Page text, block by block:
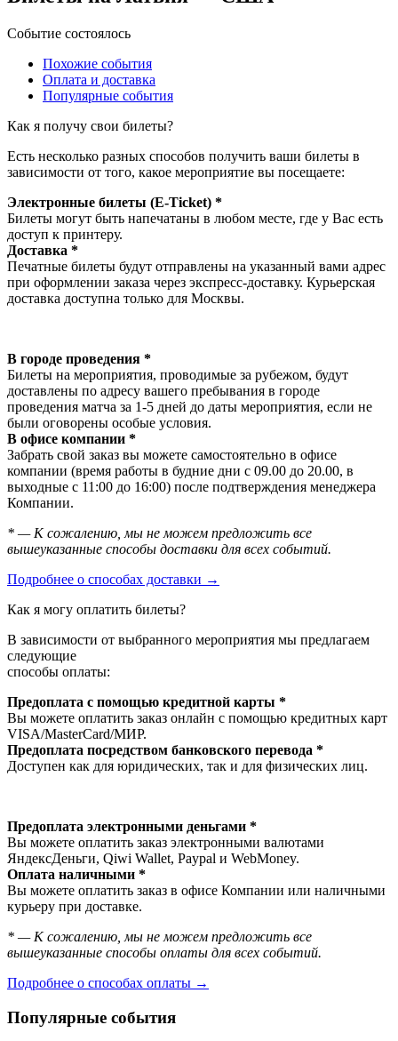
Событие состоялось
Похожие события
Оплата и доставка
Популярные события
Как я получу свои билеты?
Есть несколько разных способов получить ваши билеты в
зависимости от того, какое мероприятие вы посещаете:
Электронные билеты (E-Ticket) *
Билеты могут быть напечатаны в любом месте, где у Вас есть
доступ к принтеру.
Доставка *
Печатные билеты будут отправлены на указанный вами адрес
при оформлении заказа через экспресс-доставку. Курьерская
доставка доступна только для Москвы.
В городе проведения *
Билеты на мероприятия, проводимые за рубежом, будут
доставлены по адресу вашего пребывания в городе
проведения матча за 1-5 дней до даты мероприятия, если не
были оговорены особые условия.
В офисе компании *
Забрать свой заказ вы можете самостоятельно в офисе
компании (время работы в будние дни с 09.00 до 20.00, в
выходные с 11:00 до 16:00) после подтверждения менеджера
Компании.
* — К сожалению, мы не можем предложить все
вышеуказанные способы доставки для всех событий.
Подробнее о способах доставки →
Как я могу оплатить билеты?
В зависимости от выбранного мероприятия мы предлагаем
следующие
способы оплаты:
Предоплата с помощью кредитной карты *
Вы можете оплатить заказ онлайн с помощью кредитных карт
VISA/MasterСard/МИР.
Предоплата посредством банковского перевода *
Доступен как для юридических, так и для физических лиц.
Предоплата электронными деньгами *
Вы можете оплатить заказ электронными валютами
ЯндексДеньги, Qiwi Wallet, Paypal и WebMoney.
Оплата наличными *
Вы можете оплатить заказ в офисе Компании или наличными
курьеру при доставке.
* — К сожалению, мы не можем предложить все
вышеуказанные способы оплаты для всех событий.
Подробнее о способах оплаты →
Популярные события